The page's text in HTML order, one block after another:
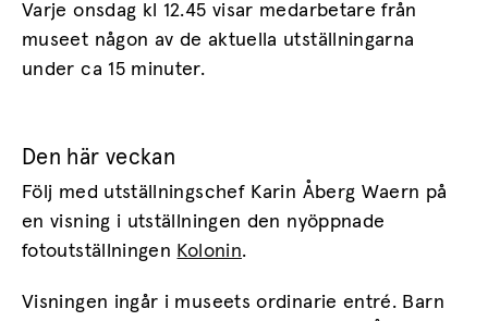
Varje onsdag kl 12.45 visar medarbetare från
museet någon av de aktuella utställningarna
under ca 15 minuter.
Den här veckan
Följ med utställningschef Karin Åberg Waern på
en visning i utställningen den nyöppnade
fotoutställningen Kolonin.
Visningen ingår i museets ordinarie entré. Barn